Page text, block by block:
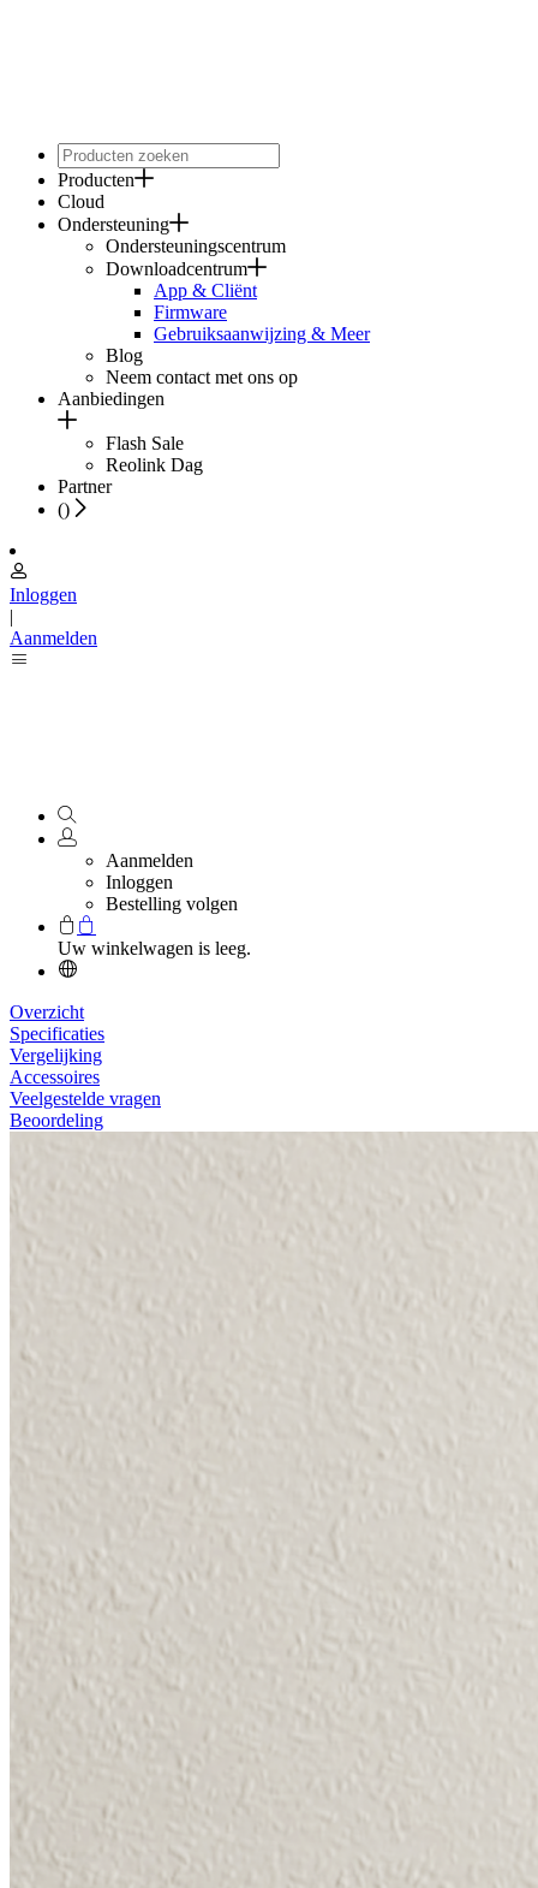
Producten
Cloud
Ondersteuning
Ondersteuningscentrum
Downloadcentrum
App & Cliënt
Firmware
Gebruiksaanwijzing & Meer
Blog
Neem contact met ons op
Aanbiedingen
Flash Sale
Reolink Dag
Partner
()
Inloggen
|
Aanmelden
Aanmelden
Inloggen
Bestelling volgen
Uw winkelwagen is leeg.
Overzicht
Specificaties
Vergelijking
Accessoires
Veelgestelde vragen
Beoordeling